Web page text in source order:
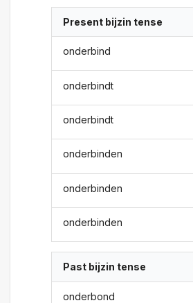
Present bijzin tense
onderbind
onderbindt
onderbindt
onderbinden
onderbinden
onderbinden
Past bijzin tense
onderbond